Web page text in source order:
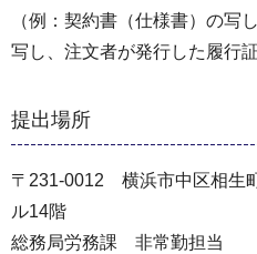
（例：契約書（仕様書）の写
写し、注文者が発行した履行証
提出場所
〒231-0012 横浜市中区相生
ル14階
総務局労務課 非常勤担当